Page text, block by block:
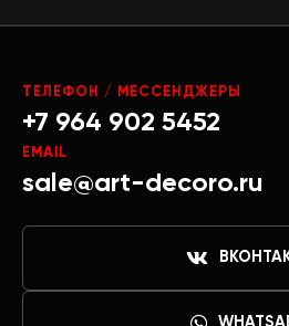
ТЕЛЕФОН / МЕССЕНДЖЕРЫ
+7 964 902 5452
EMAIL
sale@art-decoro.ru